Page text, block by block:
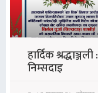
हार्दिक श्रद्धाञ्जली :
निम्सदाइ